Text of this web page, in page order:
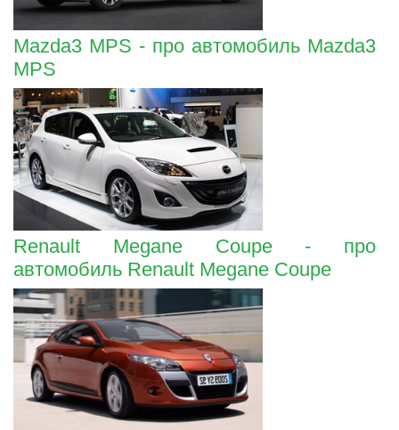
Mazda3 MPS - про автомобиль Mazda3
MPS
Renault Megane Coupe - про
автомобиль Renault Megane Coupe